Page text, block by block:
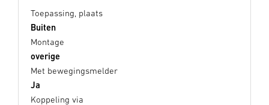
Toepassing, plaats
Buiten
Montage
overige
Met bewegingsmelder
Ja
Koppeling via